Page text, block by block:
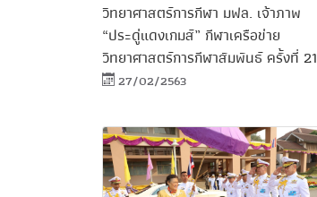
วิทยาศาสตร์การกีฬา มฟล. เจ้าภาพ
“ประดู่แดงเกมส์” กีฬาเครือข่าย
วิทยาศาสตร์การกีฬาสัมพันธ์ ครั้งที่ 21
27/02/2563